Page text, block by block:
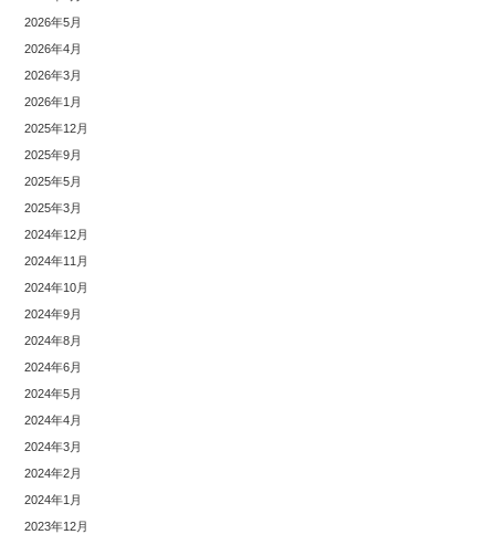
2026年5月
2026年4月
2026年3月
2026年1月
2025年12月
2025年9月
2025年5月
2025年3月
2024年12月
2024年11月
2024年10月
2024年9月
2024年8月
2024年6月
2024年5月
2024年4月
2024年3月
2024年2月
2024年1月
2023年12月